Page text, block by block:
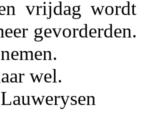
vrijdag wordt
wel.